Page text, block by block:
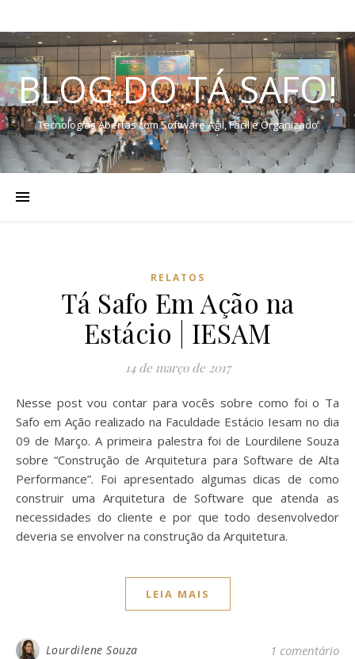
BLOG DO TÁ SAFO!
Tecnologias Abertas com Software Ágil, Fácil e Organizado
RELATOS
Tá Safo Em Ação na
Estácio | IESAM
14 de março de 2017
Nesse post vou contar para vocês sobre como foi o Ta
Safo em Ação realizado na Faculdade Estácio Iesam no dia
09 de Março. A primeira palestra foi de Lourdilene Souza
sobre “Construção de Arquitetura para Software de Alta
Performance”. Foi apresentado algumas dicas de como
construir uma Arquitetura de Software que atenda as
necessidades do cliente e por que todo desenvolvedor
deveria se envolver na construção da Arquitetura.
LEIA MAIS
Lourdilene Souza 1 comentário